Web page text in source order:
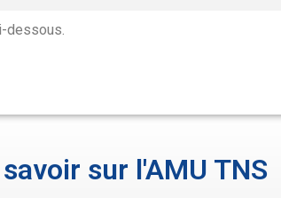
dessous.
sur l'AMU TNS